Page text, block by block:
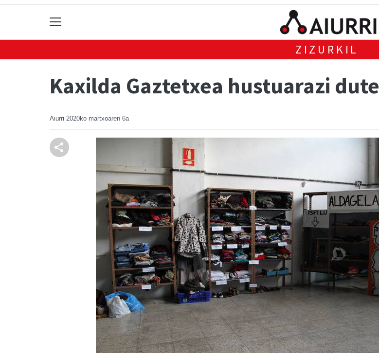
ZIZURKIL
Kaxilda Gaztetxea hustuarazi dute
Aiurri 2020ko martxoaren 6a